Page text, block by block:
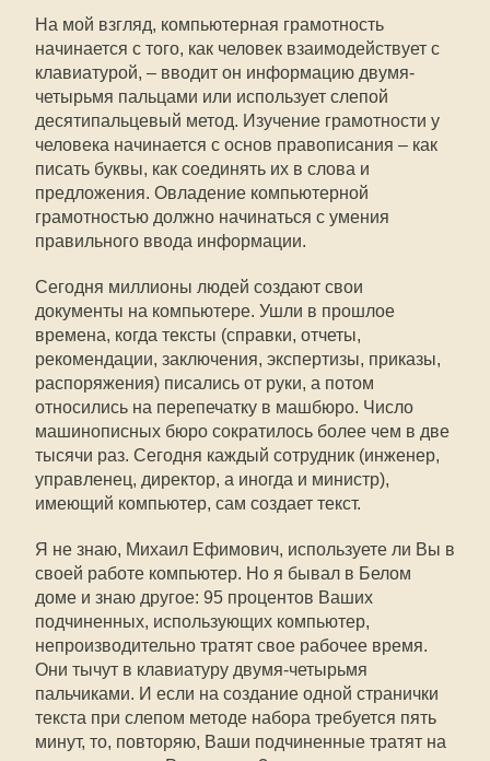
На мой взгляд, компьютерная грамотность
начинается с того, как человек взаимодействует с
клавиатурой, – вводит он информацию двумя-
четырьмя пальцами или использует слепой
десятипальцевый метод. Изучение грамотности у
человека начинается с основ правописания – как
писать буквы, как соединять их в слова и
предложения. Овладение компьютерной
грамотностью должно начинаться с умения
правильного ввода информации.
Сегодня миллионы людей создают свои
документы на компьютере. Ушли в прошлое
времена, когда тексты (справки, отчеты,
рекомендации, заключения, экспертизы, приказы,
распоряжения) писались от руки, а потом
относились на перепечатку в машбюро. Число
машинописных бюро сократилось более чем в две
тысячи раз. Сегодня каждый сотрудник (инженер,
управленец, директор, а иногда и министр),
имеющий компьютер, сам создает текст.
Я не знаю, Михаил Ефимович, используете ли Вы в
своей работе компьютер. Но я бывал в Белом
доме и знаю другое: 95 процентов Ваших
подчиненных, использующих компьютер,
непроизводительно тратят свое рабочее время.
Они тычут в клавиатуру двумя-четырьмя
пальчиками. И если на создание одной странички
текста при слепом методе набора требуется пять
минут, то, повторяю, Ваши подчиненные тратят на